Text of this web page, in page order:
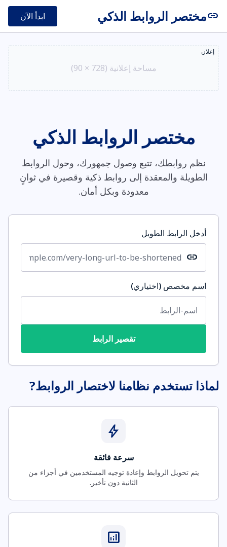
linkمختصر الروابط الذكي ابدأ الآن
إعلان
مساحة إعلانية (728 × 90)
مختصر الروابط الذكي
نظم روابطك، تتبع وصول جمهورك، وحول الروابط
الطويلة والمعقدة إلى روابط ذكية وقصيرة في ثوانٍ
معدودة وبكل أمان.
أدخل الرابط الطويل
link
اسم مخصص (اختياري)
تقصير الرابط
لماذا تستخدم نظامنا لاختصار الروابط?
bolt
سرعة فائقة
يتم تحويل الروابط وإعادة توجيه المستخدمين في أجزاء من
الثانية دون تأخير.
analytics